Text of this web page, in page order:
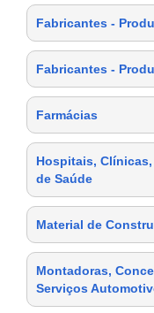
Fabricantes -
Fabricantes -
Farmácias
Hospitais,
de Saúde
Material de
Montadoras,
Serviços